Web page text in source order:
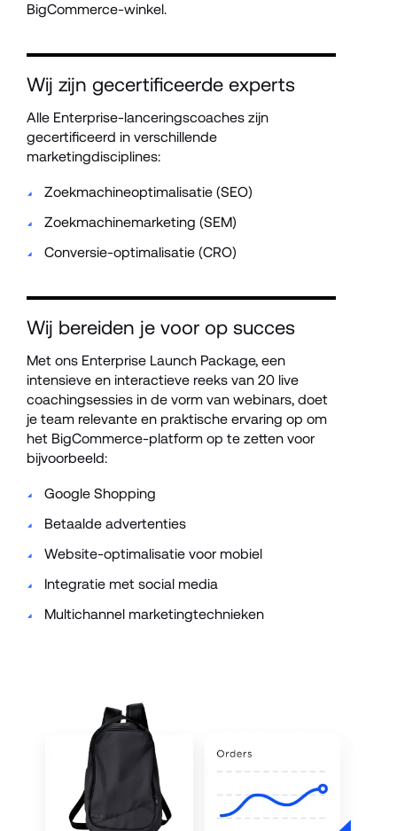
BigCommerce-winkel.
Wij zijn gecertificeerde experts
Alle Enterprise-lanceringscoaches zijn
gecertificeerd in verschillende
marketingdisciplines:
Zoekmachineoptimalisatie (SEO)
Zoekmachinemarketing (SEM)
Conversie-optimalisatie (CRO)
Wij bereiden je voor op succes
Met ons Enterprise Launch Package, een
intensieve en interactieve reeks van 20 live
coachingsessies in de vorm van webinars, doet
je team relevante en praktische ervaring op om
het BigCommerce-platform op te zetten voor
bijvoorbeeld:
Google Shopping
Betaalde advertenties
Website-optimalisatie voor mobiel
Integratie met social media
Multichannel marketingtechnieken